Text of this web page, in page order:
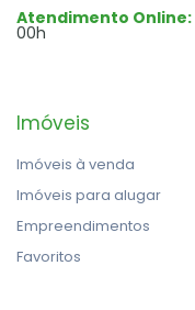
Atendimento Online:
00h
Imóveis
Imóveis à venda
Imóveis para alugar
Empreendimentos
Favoritos